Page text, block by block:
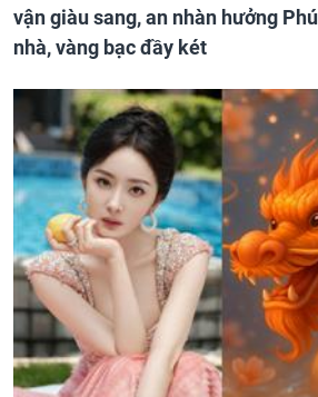
vận giàu sang, an nhàn hưởng
nhà, vàng bạc đầy két